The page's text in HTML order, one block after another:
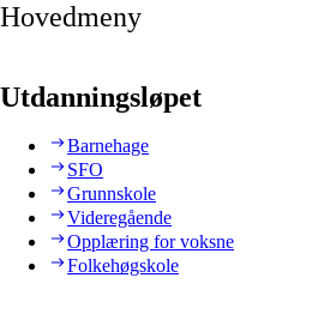
Hovedmeny
Utdanningsløpet
Barnehage
SFO
Grunnskole
Videregående
Opplæring for voksne
Folkehøgskole